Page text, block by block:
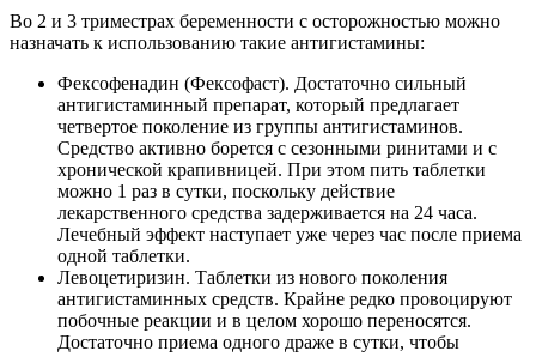
Во 2 и 3 триместрах беременности с осторожностью можно
назначать к использованию такие антигистамины:
Фексофенадин (Фексофаст). Достаточно сильный
антигистаминный препарат, который предлагает
четвертое поколение из группы антигистаминов.
Средство активно борется с сезонными ринитами и с
хронической крапивницей. При этом пить таблетки
можно 1 раз в сутки, поскольку действие
лекарственного средства задерживается на 24 часа.
Лечебный эффект наступает уже через час после приема
одной таблетки.
Левоцетиризин. Таблетки из нового поколения
антигистаминных средств. Крайне редко провоцируют
побочные реакции и в целом хорошо переносятся.
Достаточно приема одного драже в сутки, чтобы